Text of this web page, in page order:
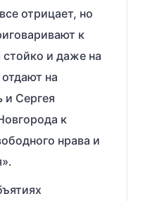
отрицает, но
к
и даже на
на
и Сергея
к
нрава и